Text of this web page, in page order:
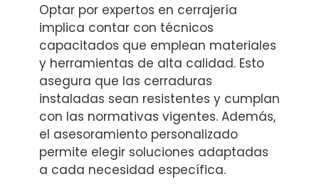
Optar por expertos en cerrajería
implica contar con técnicos
capacitados que emplean materiales
y herramientas de alta calidad. Esto
asegura que las cerraduras
instaladas sean resistentes y cumplan
con las normativas vigentes. Además,
el asesoramiento personalizado
permite elegir soluciones adaptadas
a cada necesidad específica.